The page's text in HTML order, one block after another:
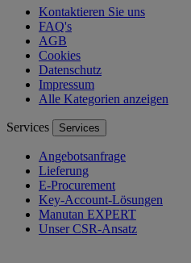
Kontaktieren Sie uns
FAQ's
AGB
Cookies
Datenschutz
Impressum
Alle Kategorien anzeigen
Services Services
Angebotsanfrage
Lieferung
E-Procurement
Key-Account-Lösungen
Manutan EXPERT
Unser CSR-Ansatz